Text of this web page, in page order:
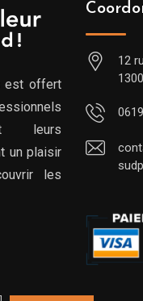
est offert
leurs
un plaisir
les
12